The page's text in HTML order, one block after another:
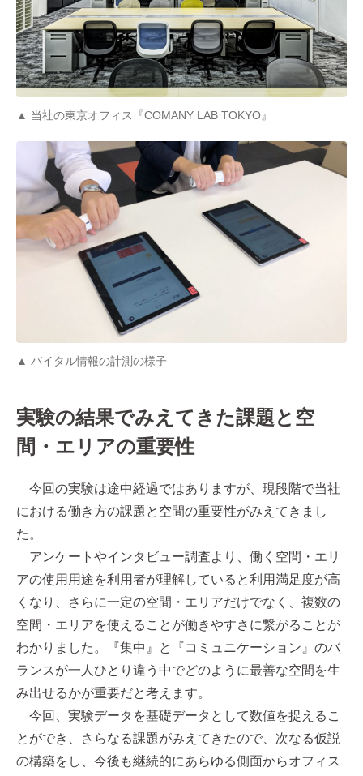
▲ 当社の東京オフィス『COMANY LAB TOKYO』
▲ バイタル情報の計測の様子
実験の結果でみえてきた課題と空
間・エリアの重要性
今回の実験は途中経過ではありますが、現段階で当社
における働き方の課題と空間の重要性がみえてきまし
た。
アンケートやインタビュー調査より、働く空間・エリ
アの使用用途を利用者が理解していると利用満足度が高
くなり、さらに一定の空間・エリアだけでなく、複数の
空間・エリアを使えることが働きやすさに繋がることが
わかりました。『集中』と『コミュニケーション』のバ
ランスが一人ひとり違う中でどのように最善な空間を生
み出せるかが重要だと考えます。
今回、実験データを基礎データとして数値を捉えるこ
とができ、さらなる課題がみえてきたので、次なる仮説
の構築をし、今後も継続的にあらゆる側面からオフィス